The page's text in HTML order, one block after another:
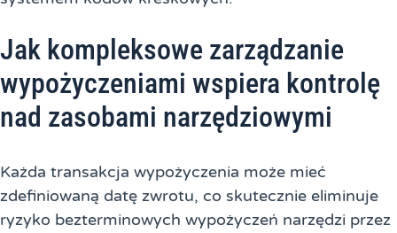
Jak kompleksowe zarządzanie
wypożyczeniami wspiera kontrolę
nad zasobami narzędziowymi
Każda transakcja wypożyczenia może mieć
zdefiniowaną datę zwrotu, co skutecznie eliminuje
ryzyko bezterminowych wypożyczeń narzędzi przez